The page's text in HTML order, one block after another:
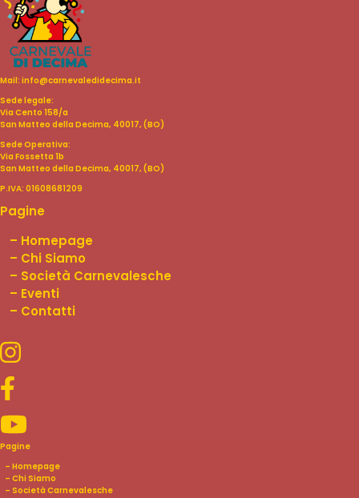
Mail: info@carnevaledidecima.it
Sede legale:
Via Cento 158/a
San Matteo della Decima, 40017, (BO)
Sede Operativa:
Via Fossetta 1b
San Matteo della Decima, 40017, (BO)
P.IVA: 01608681209
Pagine
– Homepage
– Chi Siamo
– Società Carnevalesche
– Eventi
– Contatti
Pagine
– Homepage
– Chi Siamo
– Società Carnevalesche